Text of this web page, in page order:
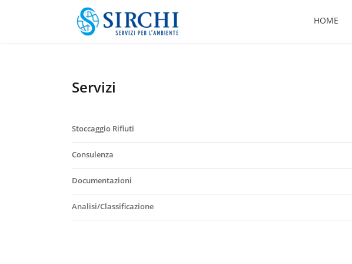
HOME
Servizi
Stoccaggio Rifiuti
Consulenza
Documentazioni
Analisi/Classificazione